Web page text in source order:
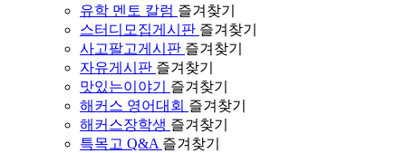
유학 멘토 칼럼 즐겨찾기
스터디모집게시판 즐겨찾기
사고팔고게시판 즐겨찾기
자유게시판 즐겨찾기
맛있는이야기
즐겨찾기
해커스 영어대회 즐겨찾기
해커스장학생 즐겨찾기
특목고 Q&A 즐겨찾기